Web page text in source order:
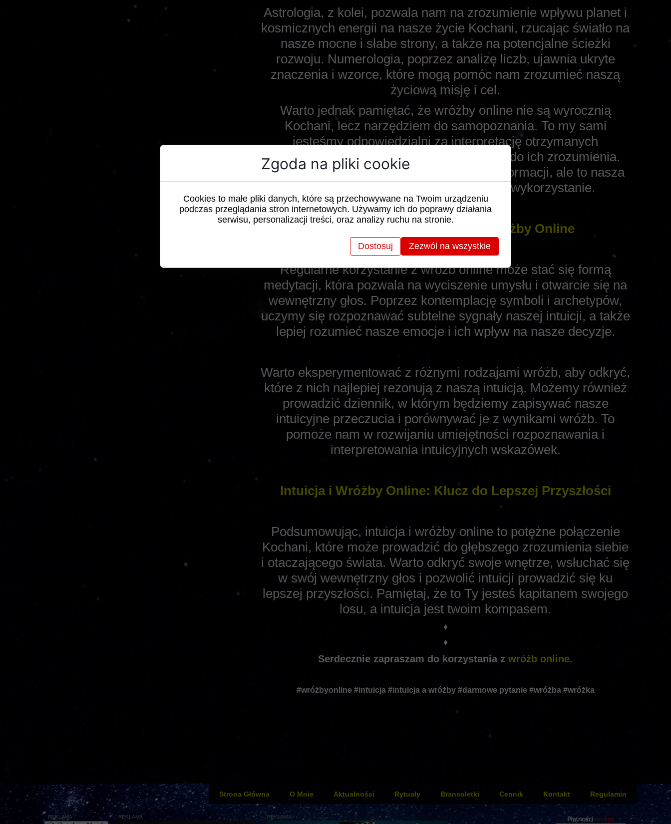
Astrologia, z kolei, pozwala nam na zrozumienie wpływu planet i
kosmicznych energii na nasze życie Kochani, rzucając światło na
nasze mocne i słabe strony, a także na potencjalne ścieżki
rozwoju. Numerologia, poprzez analizę liczb, ujawnia ukryte
znaczenia i wzorce, które mogą pomóc nam zrozumieć naszą
życiową misję i cel.
Warto jednak pamiętać, że wróżby online nie są wyrocznią
Kochani, lecz narzędziem do samopoznania. To my sami
jesteśmy odpowiedzialni za interpretację otrzymanych
wskazówek, a nasza intuicja jest kluczem do ich zrozumienia.
Wróżby mogą dostarczyć nam cennych informacji, ale to nasza
intuicja pozwala nam na ich właściwe wykorzystanie.
Rozwijanie Intuicji Poprzez Wróżby Online
Regularne korzystanie z wróżb online może stać się formą
medytacji, która pozwala na wyciszenie umysłu i otwarcie się na
wewnętrzny głos. Poprzez kontemplację symboli i archetypów,
uczymy się rozpoznawać subtelne sygnały naszej intuicji, a także
lepiej rozumieć nasze emocje i ich wpływ na nasze decyzje.
Warto eksperymentować z różnymi rodzajami wróżb, aby odkryć,
które z nich najlepiej rezonują z naszą intuicją. Możemy również
prowadzić dziennik, w którym będziemy zapisywać nasze
intuicyjne przeczucia i porównywać je z wynikami wróżb. To
pomoże nam w rozwijaniu umiejętności rozpoznawania i
interpretowania intuicyjnych wskazówek.
Intuicja i Wróżby Online: Klucz do Lepszej Przyszłości
Podsumowując, intuicja i wróżby online to potężne połączenie
Kochani, które może prowadzić do głębszego zrozumienia siebie
i otaczającego świata. Warto odkryć swoje wnętrze, wsłuchać się
w swój wewnętrzny głos i pozwolić intuicji prowadzić się ku
lepszej przyszłości. Pamiętaj, że to Ty jesteś kapitanem swojego
losu, a intuicja jest twoim kompasem.
♦
♦
Serdecznie zapraszam do korzystania z wróżb online.
#wróżbyonline #intuicja #intuicja a wróżby #darmowe pytanie #wróżba #wróżka
REKLAMA REKLAMA
REKLAMA
Strona Główna O Mnie Aktualności Rytuały Bransoletki Cennik Kontakt Regulamin
Zgoda na pliki cookie
Cookies to małe pliki danych, które są przechowywane na Twoim urządzeniu
podczas przeglądania stron internetowych. Używamy ich do poprawy działania
serwisu, personalizacji treści, oraz analizy ruchu na stronie.
Dostosuj Zezwól na wszystkie